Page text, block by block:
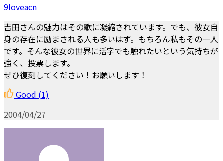
9loveacn
吉田さんの魅力はその歌に凝縮されています。でも、彼女自
身の存在に励まされる人も多いはず。もちろん私もその一人
です。そんな彼女の世界に活字でも触れたいという気持ちが
強く、投票します。
ぜひ復刻してください！お願いします！
Good (1)
2004/04/27